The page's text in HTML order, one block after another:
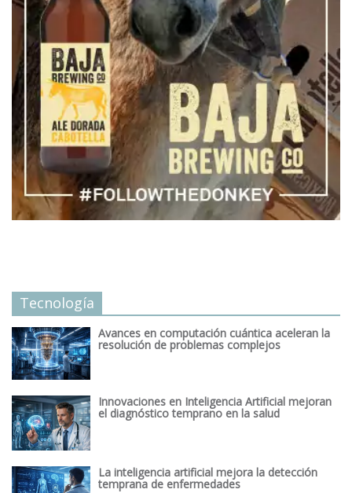
Tecnología
Avances en computación cuántica aceleran la
resolución de problemas complejos
Innovaciones en Inteligencia Artificial mejoran
el diagnóstico temprano en la salud
La inteligencia artificial mejora la detección
temprana de enfermedades